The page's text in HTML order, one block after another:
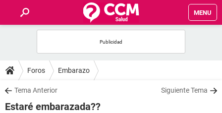
MENU
FOROS
SALUD
Foros Embarazo
Tema Anterior Siguiente Tema
Estaré embarazada??